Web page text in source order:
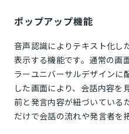
ポップアップ機能
音声認識によりテキスト化し
表示する機能です。通常の画
ラーユニバーサルデザインに
した画面により、会話内容を
前と発言内容が紐づいている
だけで会話の流れや発言者を